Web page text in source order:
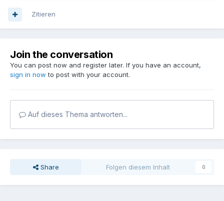
Zitieren
Join the conversation
You can post now and register later. If you have an account,
sign in now to post with your account.
Auf dieses Thema antworten...
Share Folgen diesem Inhalt 0